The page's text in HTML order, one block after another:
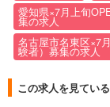
愛知県×7月上旬
集の求人
名古屋市名東区×7
験者）募集の求人
この求人を見てい